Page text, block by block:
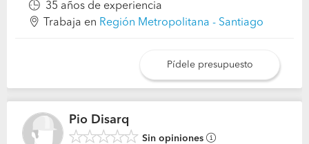
35 años de experiencia
Trabaja en Región Metropolitana - Santiago
Pídele presupuesto
Pio Disarq
Sin opiniones